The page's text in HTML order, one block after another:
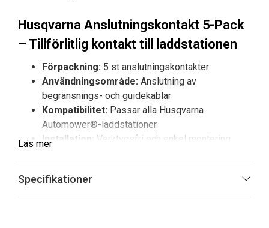
Husqvarna Anslutningskontakt 5-Pack
– Tillförlitlig kontakt till laddstationen
Förpackning: 5 st anslutningskontakter
Användningsområde: Anslutning av
begränsnings- och guidekablar
Kompatibilitet: Passar alla Husqvarna
Automower®-laddstationer
Installation: Verktygsfri och enkel montering
Husqvarna Anslutningskontakt 5-Pack används för att
koppla in begränsnings- och guidekablar till
Läs mer
Specifikationer